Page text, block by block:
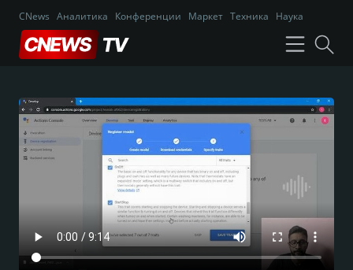
CNews Аналитика Конференции Маркет Техника Наука